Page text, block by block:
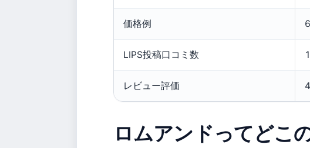
価格例
LIPS投稿口コミ数
レビュー評価
ロムアンドってどこ